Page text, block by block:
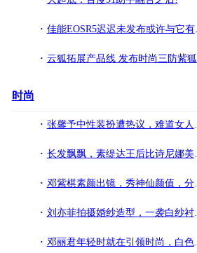
佳能EOSR5迟迟未发布或许与它有关，不得不佩服佳能营销很厉害!
云狐拓展产品线 发布时尚三防紫狐手机!
时尚
张馨予中性装扮遭热议，难道女人就应该长发飘飘吗？
长发飘飘，素缇达王后比诗尼娜美，拉玛十世的华裔丈母娘更漂亮
邓紫棋素颜出镜，秀神仙颜值，分享洗脸秘诀效果好
刘亦菲拍摄婚纱造型，一袭白纱衬得优雅高级，不愧是“仙女姐姐”
邓丽君年轻时就在引领时尚，白色大衣+丝袜美得脱俗，照穿不过时